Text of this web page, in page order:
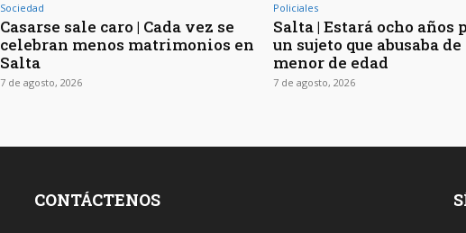
Sociedad
Casarse sale caro | Cada vez se
celebran menos matrimonios en
Salta
7 de agosto, 2026
Policiales
Salta | Estará ocho años
un sujeto que abusaba
menor de edad
7 de agosto, 2026
CONTÁCTENOS